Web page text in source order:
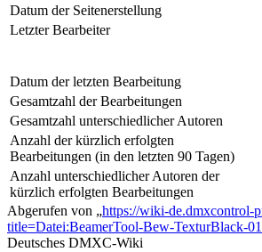
Datum der Seitenerstellung
Letzter Bearbeiter
Datum der letzten Bearbeitung
Gesamtzahl der Bearbeitungen
Gesamtzahl unterschiedlicher Autoren
Anzahl der kürzlich erfolgten
Bearbeitungen (in den letzten 90 Tagen)
Anzahl unterschiedlicher Autoren der
kürzlich erfolgten Bearbeitungen
Abgerufen von „https://wiki-de.dmxcontrol-
title=Datei:BeamerTool-Bew-TexturBlack-
Deutsches DMXC-Wiki